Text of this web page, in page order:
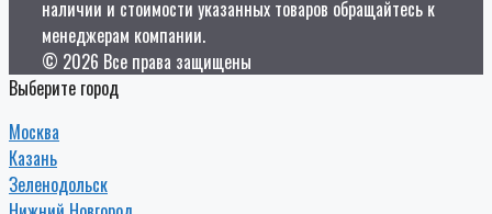
наличии и стоимости указанных товаров обращайтесь к
менеджерам компании.
© 2026 Все права защищены
Выберите город
Москва
Казань
Зеленодольск